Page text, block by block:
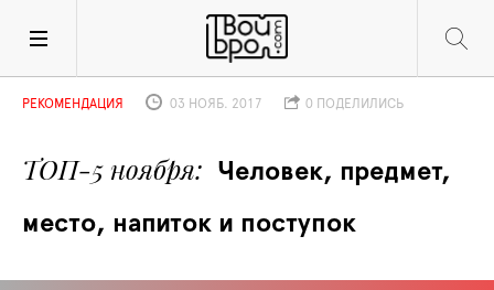
ТОП-5 ноября
Человек, предмет,
место, напиток и поступок
РЕКОМЕНДАЦИЯ 03 НОЯБ. 2017 0 ПОДЕЛИЛИСЬ